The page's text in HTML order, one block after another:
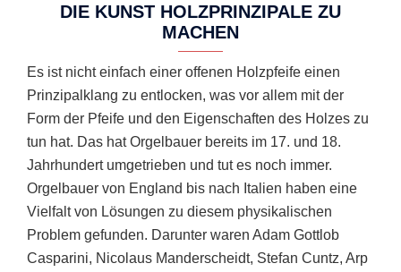
DIE KUNST HOLZPRINZIPALE ZU
MACHEN
Es ist nicht einfach einer offenen Holzpfeife einen
Prinzipalklang zu entlocken, was vor allem mit der
Form der Pfeife und den Eigenschaften des Holzes zu
tun hat. Das hat Orgelbauer bereits im 17. und 18.
Jahrhundert umgetrieben und tut es noch immer.
Orgelbauer von England bis nach Italien haben eine
Vielfalt von Lösungen zu diesem physikalischen
Problem gefunden. Darunter waren Adam Gottlob
Casparini, Nicolaus Manderscheidt, Stefan Cuntz, Arp